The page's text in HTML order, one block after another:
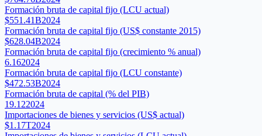
Formación bruta de capital fijo (LCU actual)
$551.41B2024
Formación bruta de capital fijo (US$ constante 2015)
$628.04B2024
Formación bruta de capital fijo (crecimiento % anual)
6.162024
Formación bruta de capital fijo (LCU constante)
$472.53B2024
Formación bruta de capital (% del PIB)
19.122024
Importaciones de bienes y servicios (US$ actual)
$1.17T2024